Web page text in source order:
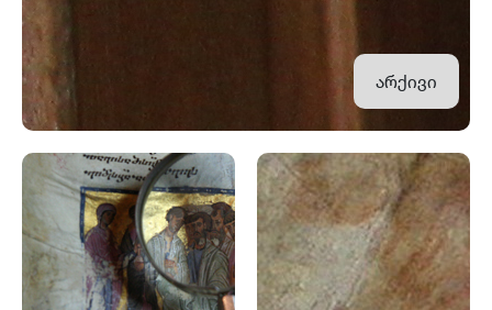
არქივი